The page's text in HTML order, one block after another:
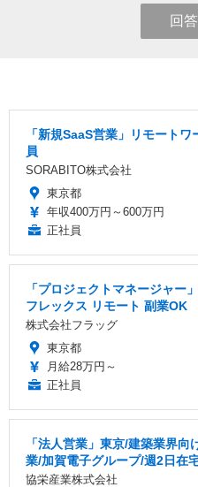
回
「新規SaaS営業」リモート
員
SORABITO株式会社
東京都
年収400万円～600万円
正社員
「プロジェクトマネージャー
フレックス リモート 副業OK
株式会社フラッグ
東京都
月給28万円～
正社員
「法人営業」東京/建築業界
業/加賀電子グループ/週2日在
協栄産業株式会社